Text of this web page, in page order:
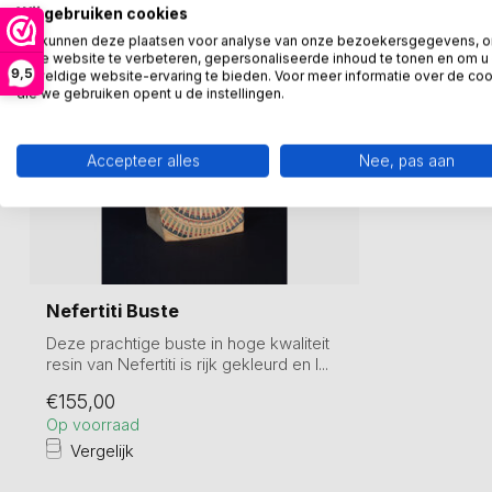
9,5
Nefertiti Buste
Deze prachtige buste in hoge kwaliteit
resin van Nefertiti is rijk gekleurd en l...
€155,00
Op voorraad
Vergelijk
Wij gebruiken cookies
We kunnen deze plaatsen voor analyse van onze bezoekersgegevens,
onze website te verbeteren, gepersonaliseerde inhoud te tonen en om u
geweldige website-ervaring te bieden. Voor meer informatie over de
die we gebruiken opent u de instellingen.
Accepteer alles Nee, pas aan